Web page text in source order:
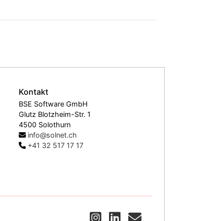
Kontakt
BSE Software GmbH
Glutz Blotzheim-Str. 1
4500 Solothurn
info@solnet.ch
+41 32 517 17 17